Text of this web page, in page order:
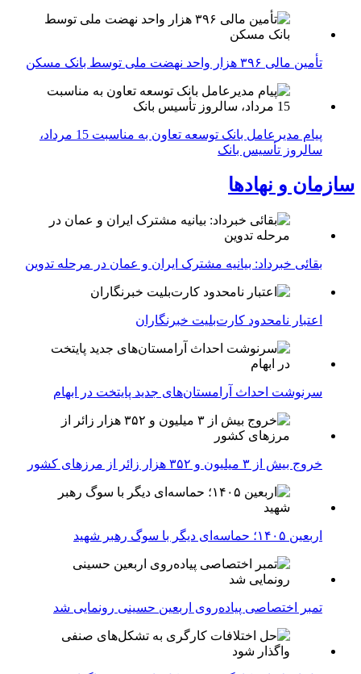
تأمین مالی ۳۹۶ هزار واحد نهضت ملی توسط بانک مسکن
پیام مدیرعامل بانک توسعه تعاون به مناسبت 15 مرداد،
سالروز تأسیس بانک
سازمان و نهادها
بقائی خبرداد: بیانیه مشترک ایران و عمان در مرحله تدوین
اعتبار نامحدود کارت‌بلیت خبرنگاران
سرنوشت احداث آرامستان‌های جدید پایتخت در ابهام
خروج بیش از ۳ میلیون و ۳۵۲ هزار زائر از مرزهای کشور
اربعین ۱۴۰۵؛ حماسه‌ای دیگر با سوگ رهبر شهید
تمبر اختصاصی پیاده‌روی اربعین حسینی رونمایی شد